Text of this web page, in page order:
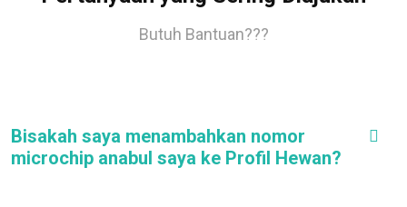
Butuh Bantuan???
Bisakah saya menambahkan nomor
microchip anabul saya ke Profil Hewan?